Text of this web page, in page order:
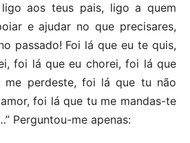
aos teus pais, ligo a quem
e ajudar no que precisares,
passado! Foi lá que eu te quis,
foi lá que eu chorei, foi lá que
perdeste, foi lá que tu não
foi lá que tu me mandas-te
Perguntou-me apenas: